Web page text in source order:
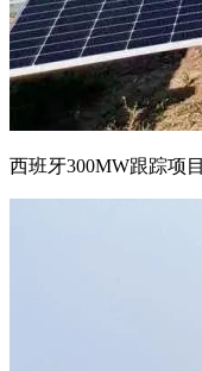
西班牙300MW跟踪项目